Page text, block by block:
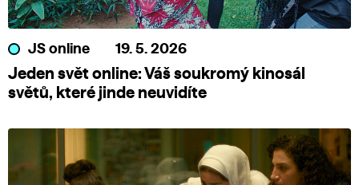
JS online 19. 5. 2026
Jeden svět online: Váš soukromý kinosál
světů, které jinde neuvidíte